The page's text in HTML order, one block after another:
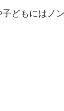
どもにはノ